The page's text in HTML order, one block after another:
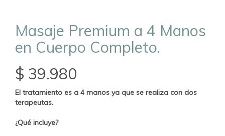
Masaje Premium a 4 Manos
en Cuerpo Completo.
$ 39.980
El tratamiento es a 4 manos ya que se realiza con dos
terapeutas.
¿Qué incluye?